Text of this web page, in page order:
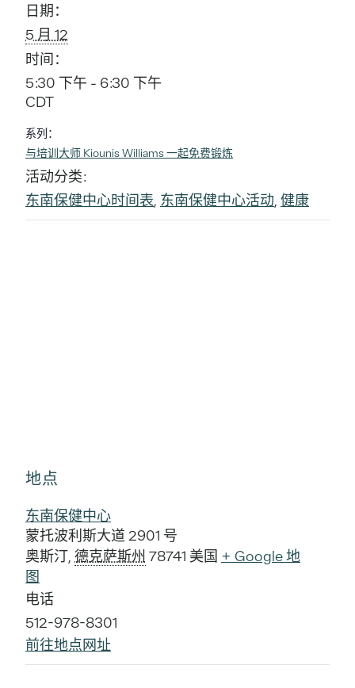
日期：
5 月 12
时间：
5:30 下午 - 6:30 下午
CDT
系列：
与培训大师 Kiounis Williams 一起免费锻炼
活动分类:
东南保健中心时间表, 东南保健中心活动, 健康
地点
东南保健中心
蒙托波利斯大道 2901 号
奥斯汀, 德克萨斯州 78741 美国 + Google 地
图
电话
512-978-8301
前往地点网址